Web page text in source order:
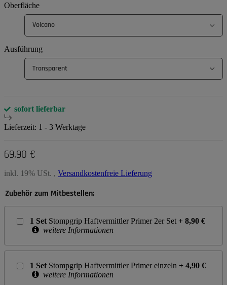
Oberfläche
Volcano
Ausführung
Transparent
sofort lieferbar
Lieferzeit: 1 - 3 Werktage
69,90 €
inkl. 19% USt. , Versandkostenfreie Lieferung
Zubehör zum Mitbestellen:
1 Set Stompgrip Haftvermittler Primer 2er Set + 8,90 €
weitere Informationen
1 Set Stompgrip Haftvermittler Primer einzeln + 4,90 €
weitere Informationen